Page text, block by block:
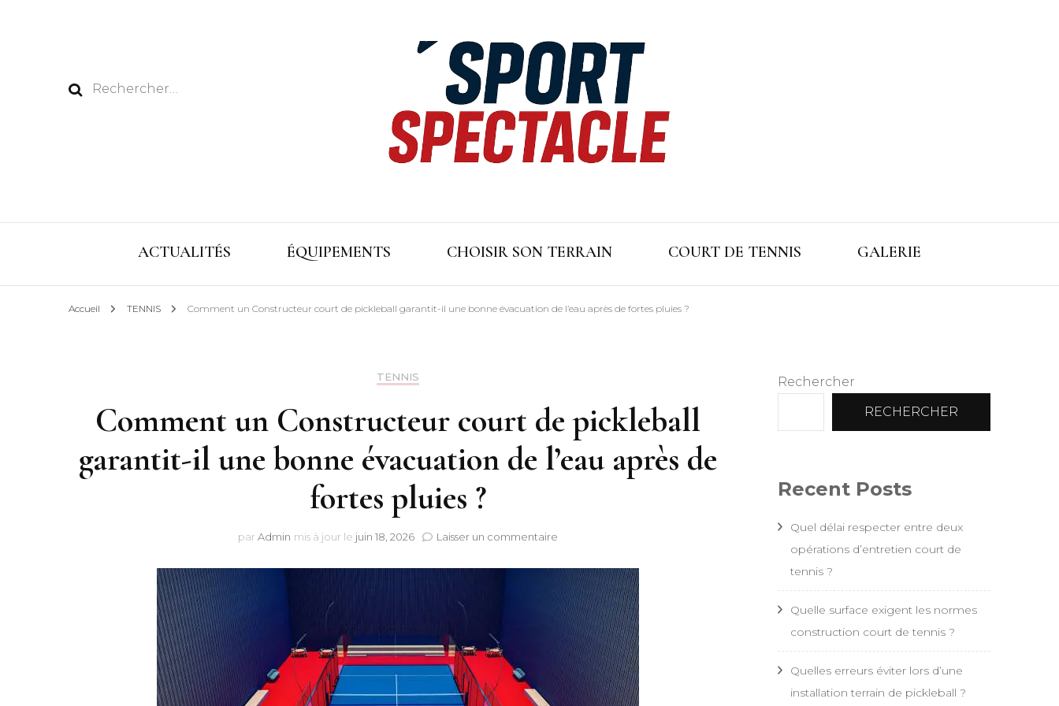
Rechercher :
ACTUALITÉS ÉQUIPEMENTS CHOISIR SON TERRAIN COURT DE TENNIS GALERIE
Accueil TENNIS Comment un Constructeur court de pickleball garantit-il une bonne évacuation de l’eau après de fortes pluies ?
TENNIS
Comment un Constructeur court de pickleball
garantit-il une bonne évacuation de l’eau après de
fortes pluies ?
par Admin mis à jour le juin 18, 2026 Laisser un commentairesur
un
Constructeur
court
de
pickleball
garantit-
une
bonne
Rechercher
RECHERCHER
Recent Posts
Quel délai respecter entre deux
opérations d’entretien court de
tennis ?
Quelle surface exigent les normes
construction court de tennis ?
Quelles erreurs éviter lors d’une
installation terrain de pickleball ?